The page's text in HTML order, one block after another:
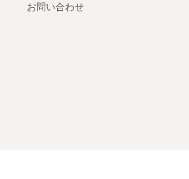
お問い合わせ